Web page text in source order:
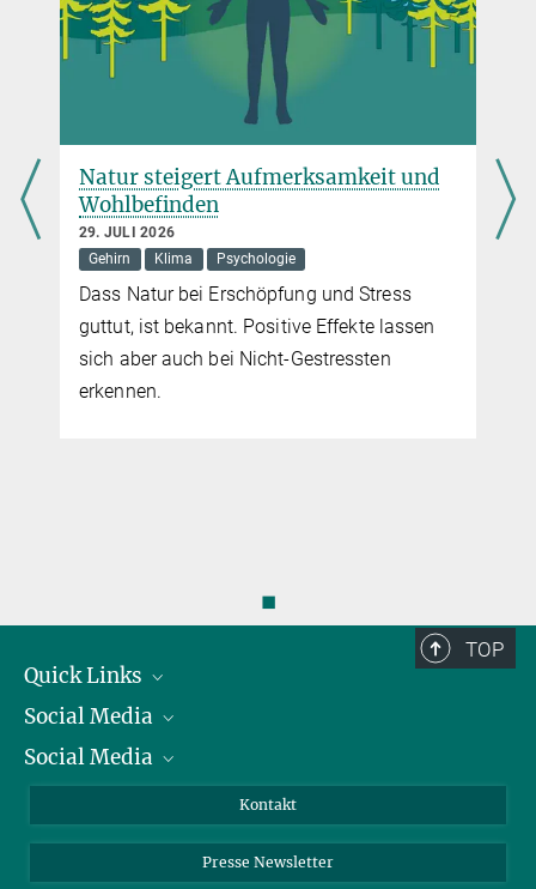
Natur steigert Aufmerksamkeit und
Wohlbefinden
29. JULI 2026
Gehirn
Klima Psychologie
Dass Natur bei Erschöpfung und Stress
guttut, ist bekannt. Positive Effekte lassen
sich aber auch bei Nicht-Gestressten
erkennen.
◼
TOP
Quick Links
Präsident
Zahlen und Fakten
Social Media
Bluesky
TikTok
Social Media
Instagram
YouTube
Kontakt
Presse Newsletter